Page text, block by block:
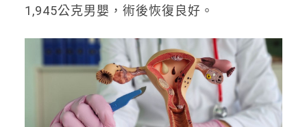
1,945公克男嬰，術後恢復良好。